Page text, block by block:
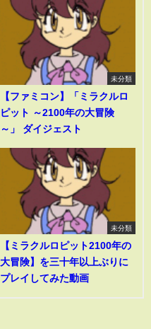
未分類
【ファミコン】「ミラクルロ
ピット ～2100年の大冒険
～」 ダイジェスト
未分類
【ミラクルロピット2100年の
大冒険】を三十年以上ぶりに
プレイしてみた動画